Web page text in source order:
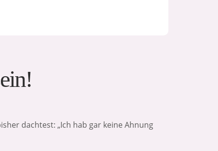
dachtest: „Ich hab gar keine Ahnung